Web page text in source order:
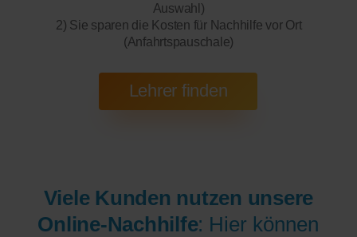
Auswahl)
2) Sie sparen die Kosten für Nachhilfe vor Ort
(Anfahrtspauschale)
Viele Kunden nutzen unsere
Online-Nachhilfe: Hier können